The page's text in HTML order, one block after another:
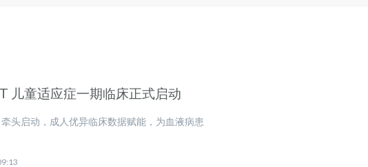
儿童适应症一期临床正式启动
头启动，成人优异临床数据赋能，为血液病患